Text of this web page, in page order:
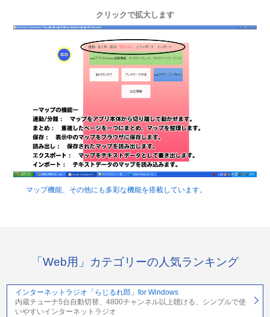
クリックで拡大します
マップ機能、その他にも多彩な機能を搭載しています。
「Web用」カテゴリーの人気ランキング
インターネットラジオ「らじるれ郎」for Windows
内蔵チューナ5台自動切替、4800チャンネル以上聴ける、シンプルで使
いやすいインターネットラジオ